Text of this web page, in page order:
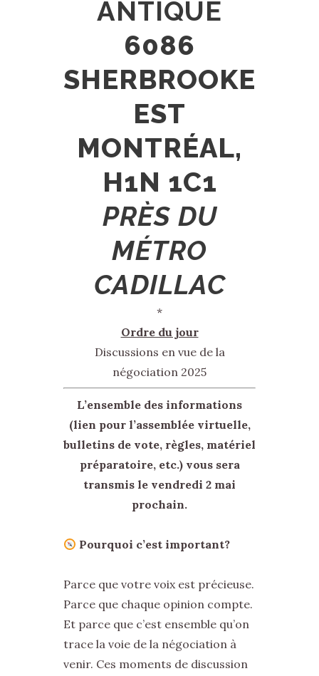
ANTIQUE
6086
SHERBROOKE
EST
MONTRÉAL,
H1N 1C1
PRÈS DU
MÉTRO
CADILLAC
*
Ordre du jour
Discussions en vue de la
négociation 2025
L’ensemble des informations
(lien pour l’assemblée virtuelle,
bulletins de vote, règles, matériel
préparatoire, etc.) vous sera
transmis le vendredi 2 mai
prochain.
Pourquoi c’est important?
Parce que votre voix est précieuse.
Parce que chaque opinion compte.
Et parce que c’est ensemble qu’on
trace la voie de la négociation à
venir. Ces moments de discussion